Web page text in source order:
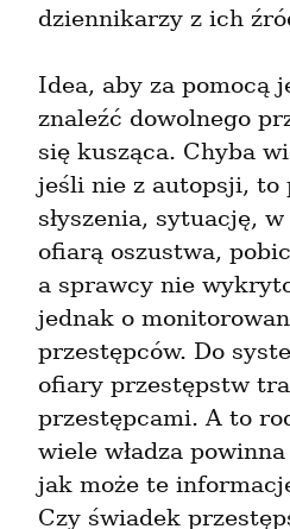
dziennikarzy z ich
Idea, aby za pomocą
znaleźć dowolnego
się kusząca. Chyba
jeśli nie z autopsji, to
słyszenia, sytuację,
ofiarą oszustwa,
a sprawcy nie
jednak o
przestępców. Do
ofiary przestępstw
przestępcami. A to
wiele władza
jak może te
Czy świadek